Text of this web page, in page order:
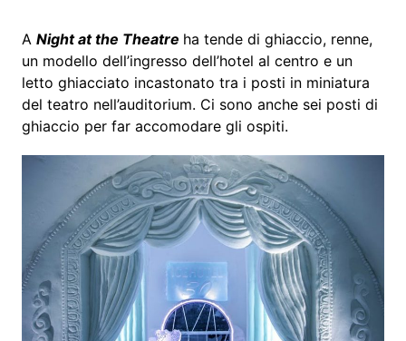
A Night at the Theatre ha tende di ghiaccio, renne,
un modello dell’ingresso dell’hotel al centro e un
letto ghiacciato incastonato tra i posti in miniatura
del teatro nell’auditorium. Ci sono anche sei posti di
ghiaccio per far accomodare gli ospiti.